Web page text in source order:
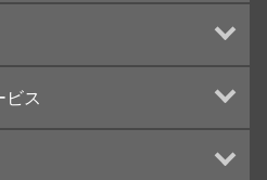
グ
ス